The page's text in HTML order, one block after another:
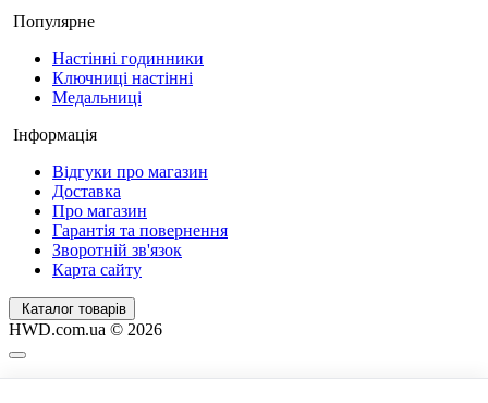
Популярне
Настінні годинники
Ключниці настінні
Медальниці
Інформація
Відгуки про магазин
Доставка
Про магазин
Гарантія та повернення
Зворотній зв'язок
Карта сайту
Каталог товарів
HWD.com.ua © 2026